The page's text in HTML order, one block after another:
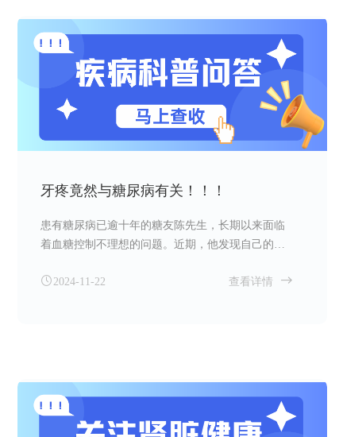
牙疼竟然与糖尿病有关！！！
患有糖尿病已逾十年的糖友陈先生，长期以来面临
着血糖控制不理想的问题。近期，他发现自己的口
牙齿松动的困扰。
2024-11-22 查看详情